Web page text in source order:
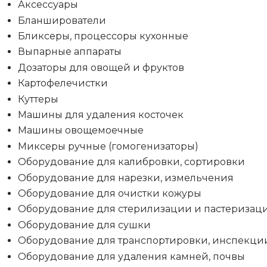
Аксессуары
Бланширователи
Бликсеры, процессоры кухонные
Выпарные аппараты
Дозаторы для овощей и фруктов
Картофелечистки
Куттеры
Машины для удаления косточек
Машины овощемоечные
Миксеры ручные (гомогенизаторы)
Оборудование для калибровки, сортировки
Оборудование для нарезки, измельчения
Оборудование для очистки кожуры
Оборудование для стерилизации и
Оборудование для сушки
Оборудование для транспортировки,
Оборудование для удаления камней, почвы